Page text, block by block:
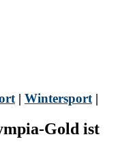
| Wintersport|
Gold ist